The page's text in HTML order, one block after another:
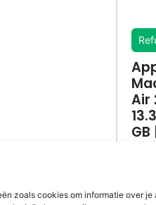
zoals cookies om informatie over je
Air
GB